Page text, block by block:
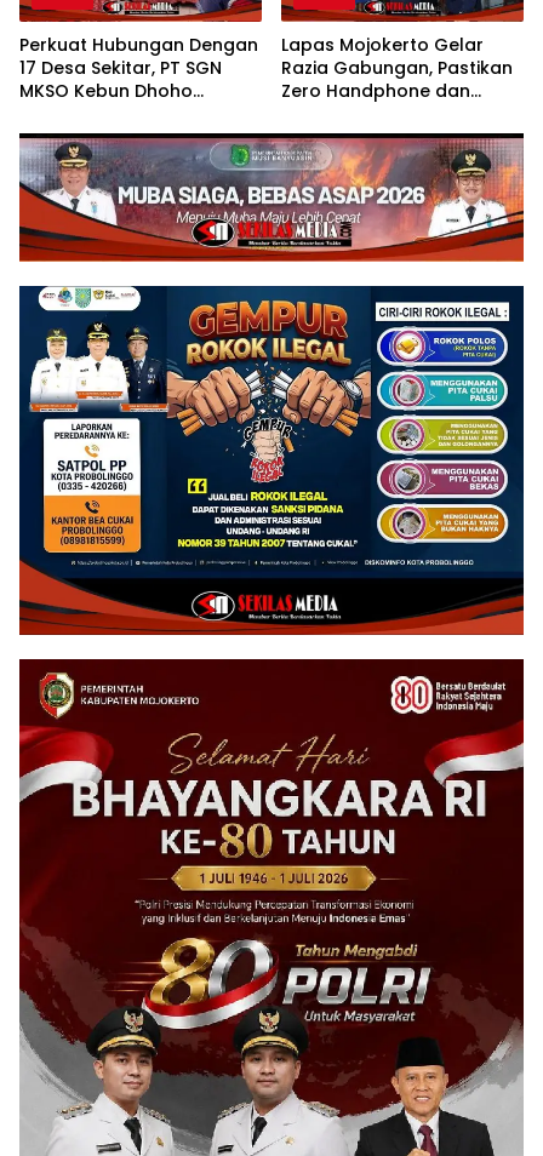
Perkuat Hubungan Dengan
17 Desa Sekitar, PT SGN
MKSO Kebun Dhoho
Gula
Lapas Mojokerto Gelar
Razia Gabungan, Pastikan
Zero Handphone dan